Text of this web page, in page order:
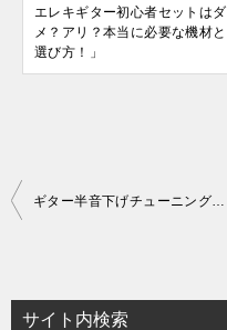
エレキギター初心者セットはダ
メ？アリ？本当に必要な機材と
選び方！」
投
ビ
ギター半音下げチューニングの魅力とテクニック完全ガイド
サイト内検索